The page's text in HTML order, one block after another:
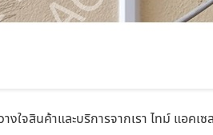
งใจสินค้าและบริการจากเรา ไทม์ แอค